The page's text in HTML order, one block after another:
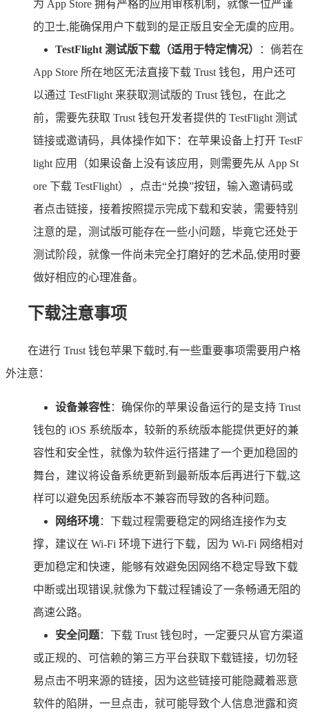
为 App Store 拥有严格的应用审核机制，就像一位严谨
的卫士,能确保用户下载到的是正版且安全无虞的应用。
TestFlight 测试版下载（适用于特定情况）
：倘若在
App Store 所在地区无法直接下载 Trust 钱包，用户还可
以通过 TestFlight 来获取测试版的 Trust 钱包，在此之
前，需要先获取 Trust 钱包开发者提供的 TestFlight 测试
链接或邀请码，具体操作如下：在苹果设备上打开 TestF
light 应用（如果设备上没有该应用，则需要先从 App St
ore 下载 TestFlight），点击“兑换”按钮，输入邀请码或
者点击链接，接着按照提示完成下载和安装，需要特别
注意的是，测试版可能存在一些小问题，毕竟它还处于
测试阶段，就像一件尚未完全打磨好的艺术品,使用时要
做好相应的心理准备。
下载注意事项
在进行 Trust 钱包苹果下载时,有一些重要事项需要用户格
外注意：
设备兼容性：确保你的苹果设备运行的是支持 Trust
钱包的 iOS 系统版本，较新的系统版本能提供更好的兼
容性和安全性，就像为软件运行搭建了一个更加稳固的
舞台，建议将设备系统更新到最新版本后再进行下载,这
样可以避免因系统版本不兼容而导致的各种问题。
网络环境：下载过程需要稳定的网络连接作为支
撑，建议在 Wi-Fi 环境下进行下载，因为 Wi-Fi 网络相对
更加稳定和快速，能够有效避免因网络不稳定导致下载
中断或出现错误,就像为下载过程铺设了一条畅通无阻的
高速公路。
安全问题：下载 Trust 钱包时，一定要只从官方渠道
或正规的、可信赖的第三方平台获取下载链接，切勿轻
易点击不明来源的链接，因为这些链接可能隐藏着恶意
软件的陷阱，一旦点击，就可能导致个人信息泄露和资